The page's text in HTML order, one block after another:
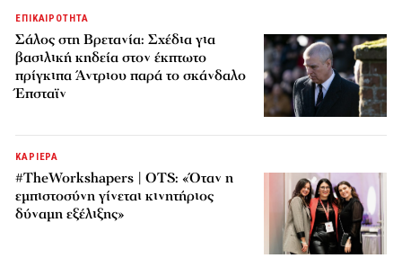
ΕΠΙΚΑΙΡΟΤΗΤΑ
Σάλος στη Βρετανία: Σχέδια για
βασιλική κηδεία στον έκπτωτο
πρίγκιπα Άντριου παρά το σκάνδαλο
Έπσταϊν
ΚΑΡΙΕΡΑ
#TheWorkshapers | OTS: «Όταν η
εμπιστοσύνη γίνεται κινητήριος
δύναμη εξέλιξης»